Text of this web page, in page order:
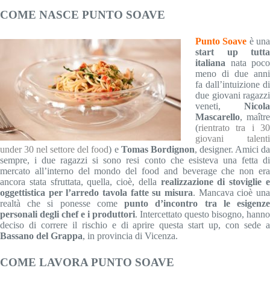
COME NASCE PUNTO SOAVE
Punto Soave è una
start up tutta
italiana nata poco
meno di due anni
fa dall’intuizione di
due giovani ragazzi
veneti, Nicola
Mascarello, maître
(rientrato tra i 30
giovani talenti
under 30 nel settore del food) e Tomas Bordignon, designer. Amici da
sempre, i due ragazzi si sono resi conto che esisteva una fetta di
mercato all’interno del mondo del food and beverage che non era
ancora stata sfruttata, quella, cioè, della realizzazione di stoviglie e
oggettistica per l’arredo tavola fatte su misura. Mancava cioè una
realtà che si ponesse comepunto d’incontro tra le esigenze
personali degli chef e i produttori. Intercettato questo bisogno, hanno
deciso di correre il rischio e di aprire questa start up, con sede a
Bassano del Grappa, in provincia di Vicenza.
COME LAVORA PUNTO SOAVE